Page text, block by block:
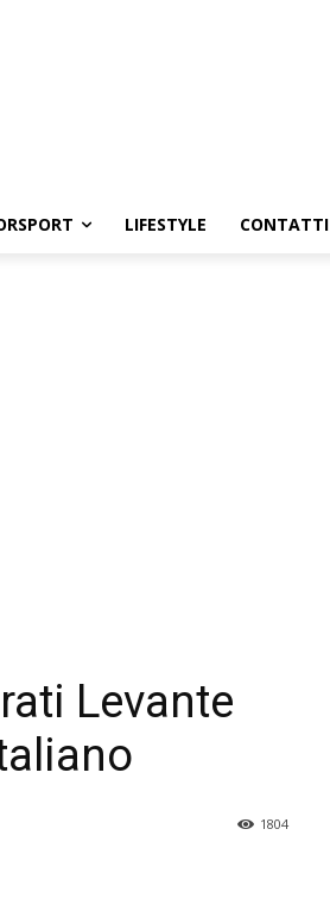
LIFESTYLE CONTATTI
Levante
1804